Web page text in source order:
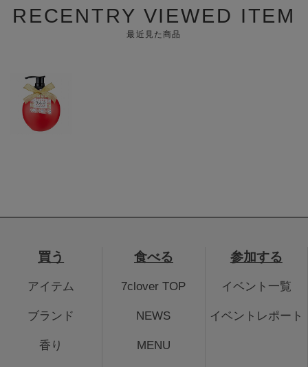
RECENTRY VIEWED ITEM
最近見た商品
買う
アイテム
ブランド
香り
食べる
7clover TOP
NEWS
MENU
参加する
イベント一覧
イベントレポート